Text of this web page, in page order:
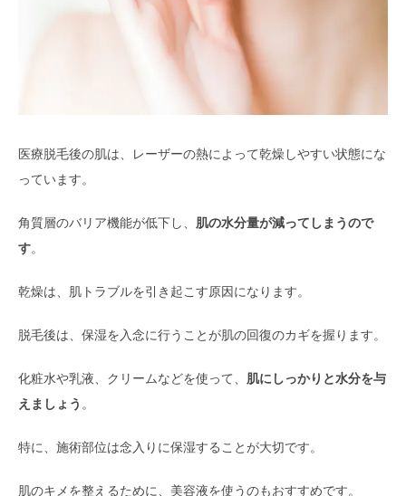
医療脱毛後の肌は、レーザーの熱によって乾燥しやすい状態にな
っています。
角質層のバリア機能が低下し、 肌の水分量が減ってしまうので
す。
乾燥は、肌トラブルを引き起こす原因になります。
脱毛後は、保湿を入念に行うことが肌の回復のカギを握ります。
化粧水や乳液、クリームなどを使って、 肌にしっかりと水分を与
えましょう 。
特に、施術部位は念入りに保湿することが大切です。
肌のキメを整えるために、美容液を使うのもおすすめです。